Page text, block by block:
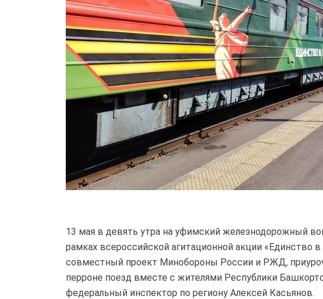
13 мая в девять утра на уфимский железнодорожный
рамках всероссийской агитационной акции «Единство
совместный проект Минобороны России и РЖД,
перроне поезд вместе с жителями Республики
федеральный инспектор по региону Алексей Касьянов.